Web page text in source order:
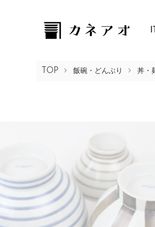
TOP 飯碗・どんぶり 丼・